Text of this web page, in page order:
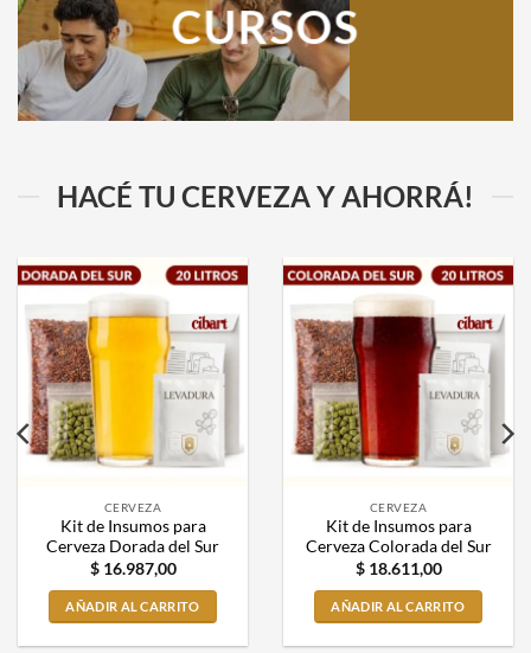
CURSOS
HACÉ TU CERVEZA Y AHORRÁ!
CERVEZA
Kit de Insumos para
Cerveza Dorada del Sur
$16.987,00
AÑADIR AL CARRITO
CERVEZA
Kit de Insumos para
Cerveza Colorada del Sur
$18.611,00
AÑADIR AL CARRITO